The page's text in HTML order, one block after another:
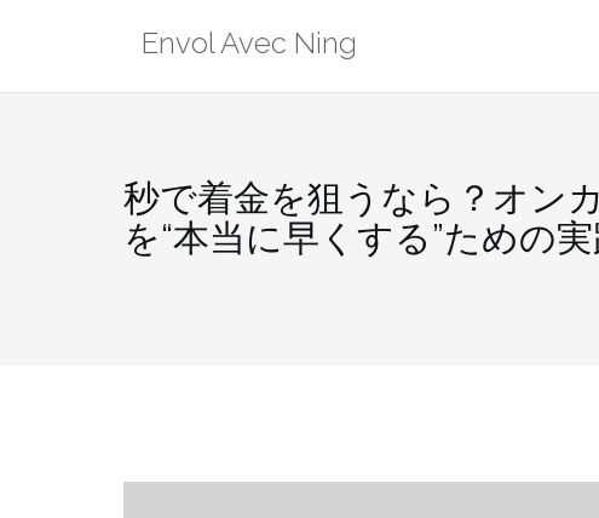
Envol Avec Ning
秒で着金を狙うなら？オン
を“本当に早くする”ための